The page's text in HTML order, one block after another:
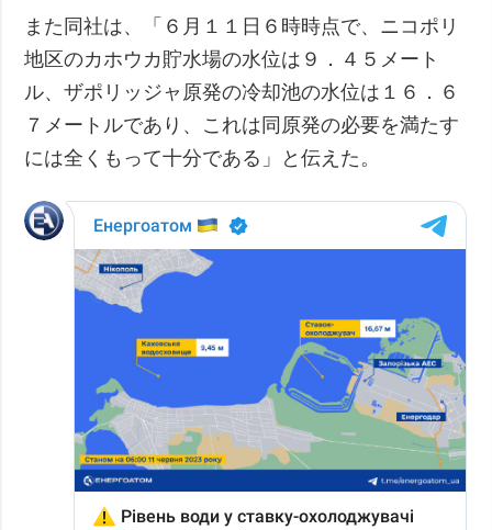
また同社は、「６月１１日６時時点で、ニコポリ
地区のカホウカ貯水場の水位は９．４５メート
ル、ザポリッジャ原発の冷却池の水位は１６．６
７メートルであり、これは同原発の必要を満たす
には全くもって十分である」と伝えた。